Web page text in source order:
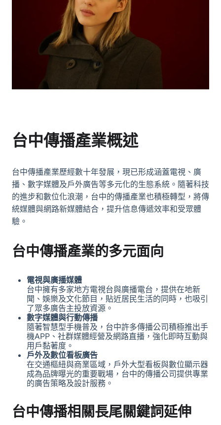
台中傳播產業概述
台中傳播產業歷經數十年發展，現已形成涵蓋電視、廣
播、數字媒體及戶外廣告等多元化的生態系統。隨著科技
的進步和數位化浪潮，台中的傳播產業也積極轉型，將傳
統媒體與網路新媒體結合，提升信息傳遞效率和受眾體
驗。
台中傳播產業的多元面向
電視與廣播媒體
台中擁有多家地方電視台與廣播電台，提供在地新
聞、娛樂及文化節目，貼近居民生活的同時，也吸引
了眾多廣告主投放資源。
數字媒體與行動傳播
隨著智慧型手機普及，台中許多傳播公司積極推出手
機APP、社群媒體經營及網路直播，強化即時互動與
用戶黏著度。
戶外及數位看板廣告
在交通樞紐與商業區域，戶外大型看板與數位顯示器
成為品牌曝光的重要戰場，台中的傳播公司提供專業
的廣告策略及設計服務。
台中傳播相關長尾關鍵詞延伸